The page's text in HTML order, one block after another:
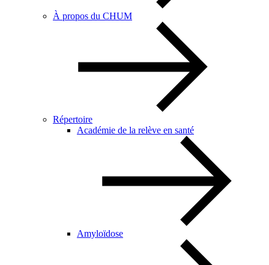
À propos du CHUM
Répertoire
Académie de la relève en santé
Amyloïdose